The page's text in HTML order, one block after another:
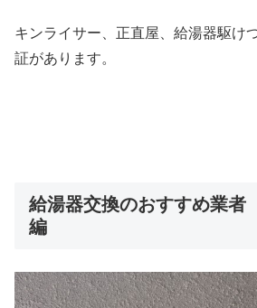
キンライサー、正直屋、給湯器駆け
証があります。
給湯器交換のおすすめ業
編